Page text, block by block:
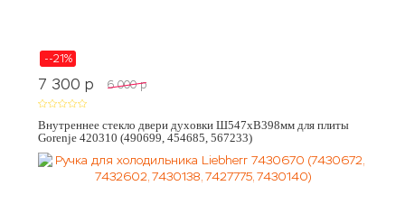
--21%
7 300 p 6 000 p
Внутреннее стекло двери духовки Ш547хВ398мм для плиты
Gorenje 420310 (490699, 454685, 567233)